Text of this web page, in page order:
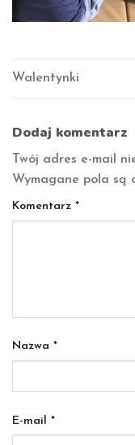
Walentynki
Dodaj komentarz
Twój adres e-mail
Wymagane pola są
Komentarz *
Nazwa *
E-mail *